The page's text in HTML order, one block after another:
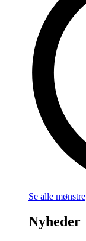
Se alle mønstre
Nyheder